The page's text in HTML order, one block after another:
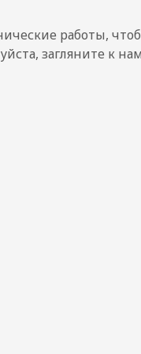
работы,
загляните к